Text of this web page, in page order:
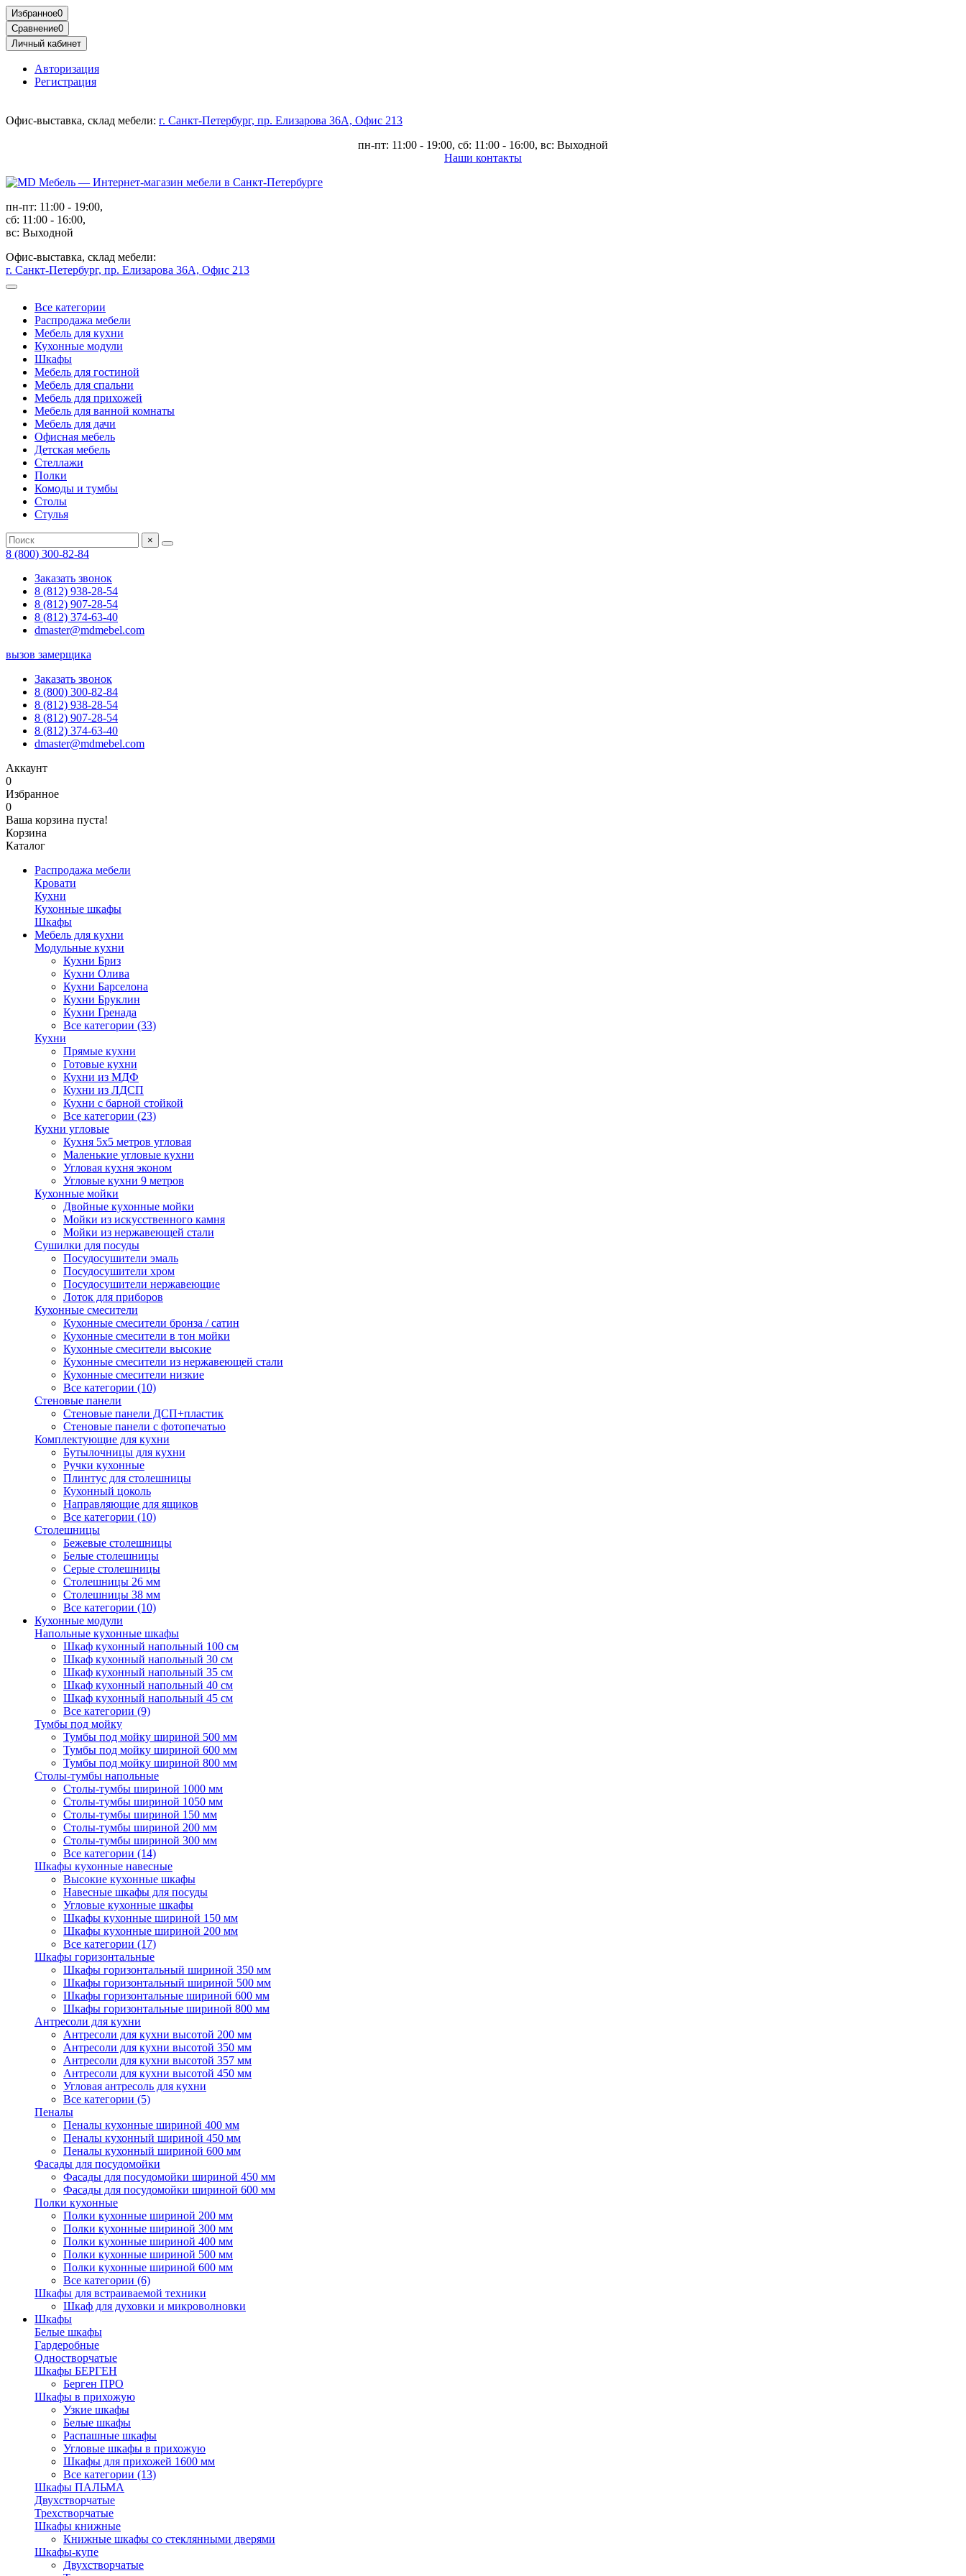
Избранное0
Сравнение0
Личный кабинет
Авторизация
Регистрация
Офис-выставка, склад мебели: г. Санкт-Петербург, пр. Елизарова 36А, Офис 213
пн-пт: 11:00 - 19:00, сб: 11:00 - 16:00, вс: Выходной
Наши контакты
пн-пт: 11:00 - 19:00,
сб: 11:00 - 16:00,
вс: Выходной
Офис-выставка, склад мебели:
г. Санкт-Петербург, пр. Елизарова 36А, Офис 213
Все категории
Распродажа мебели
Мебель для кухни
Кухонные модули
Шкафы
Мебель для гостиной
Мебель для спальни
Мебель для прихожей
Мебель для ванной комнаты
Мебель для дачи
Офисная мебель
Детская мебель
Стеллажи
Полки
Комоды и тумбы
Столы
Стулья
×
8 (800) 300-82-84
Заказать звонок
8 (812) 938-28-54
8 (812) 907-28-54
8 (812) 374-63-40
dmaster@mdmebel.com
вызов замерщика
Заказать звонок
8 (800) 300-82-84
8 (812) 938-28-54
8 (812) 907-28-54
8 (812) 374-63-40
dmaster@mdmebel.com
Аккаунт
0
Избранное
0
Ваша корзина пуста!
Корзина
Каталог
Распродажа мебели
Кровати
Кухни
Кухонные шкафы
Шкафы
Мебель для кухни
Модульные кухни
Кухни Бриз
Кухни Олива
Кухни Барселона
Кухни Бруклин
Кухни Гренада
Все категории (33)
Кухни
Прямые кухни
Готовые кухни
Кухни из МДФ
Кухни из ЛДСП
Кухни с барной стойкой
Все категории (23)
Кухни угловые
Кухня 5х5 метров угловая
Маленькие угловые кухни
Угловая кухня эконом
Угловые кухни 9 метров
Кухонные мойки
Двойные кухонные мойки
Мойки из искусственного камня
Мойки из нержавеющей стали
Сушилки для посуды
Посудосушители эмаль
Посудосушители хром
Посудосушители нержавеющие
Лоток для приборов
Кухонные смесители
Кухонные смесители бронза / сатин
Кухонные смесители в тон мойки
Кухонные смесители высокие
Кухонные смесители из нержавеющей стали
Кухонные смесители низкие
Все категории (10)
Стеновые панели
Стеновые панели ДСП+пластик
Стеновые панели с фотопечатью
Комплектующие для кухни
Бутылочницы для кухни
Ручки кухонные
Плинтус для столешницы
Кухонный цоколь
Направляющие для ящиков
Все категории (10)
Столешницы
Бежевые столешницы
Белые столешницы
Серые столешницы
Столешницы 26 мм
Столешницы 38 мм
Все категории (10)
Кухонные модули
Напольные кухонные шкафы
Шкаф кухонный напольный 100 см
Шкаф кухонный напольный 30 см
Шкаф кухонный напольный 35 см
Шкаф кухонный напольный 40 см
Шкаф кухонный напольный 45 см
Все категории (9)
Тумбы под мойку
Тумбы под мойку шириной 500 мм
Тумбы под мойку шириной 600 мм
Тумбы под мойку шириной 800 мм
Столы-тумбы напольные
Столы-тумбы шириной 1000 мм
Столы-тумбы шириной 1050 мм
Столы-тумбы шириной 150 мм
Столы-тумбы шириной 200 мм
Столы-тумбы шириной 300 мм
Все категории (14)
Шкафы кухонные навесные
Высокие кухонные шкафы
Навесные шкафы для посуды
Угловые кухонные шкафы
Шкафы кухонные шириной 150 мм
Шкафы кухонные шириной 200 мм
Все категории (17)
Шкафы горизонтальные
Шкафы горизонтальный шириной 350 мм
Шкафы горизонтальный шириной 500 мм
Шкафы горизонтальные шириной 600 мм
Шкафы горизонтальные шириной 800 мм
Антресоли для кухни
Антресоли для кухни высотой 200 мм
Антресоли для кухни высотой 350 мм
Антресоли для кухни высотой 357 мм
Антресоли для кухни высотой 450 мм
Угловая антресоль для кухни
Все категории (5)
Пеналы
Пеналы кухонные шириной 400 мм
Пеналы кухонный шириной 450 мм
Пеналы кухонный шириной 600 мм
Фасады для посудомойки
Фасады для посудомойки шириной 450 мм
Фасады для посудомойки шириной 600 мм
Полки кухонные
Полки кухонные шириной 200 мм
Полки кухонные шириной 300 мм
Полки кухонные шириной 400 мм
Полки кухонные шириной 500 мм
Полки кухонные шириной 600 мм
Все категории (6)
Шкафы для встраиваемой техники
Шкаф для духовки и микроволновки
Шкафы
Белые шкафы
Гардеробные
Одностворчатые
Шкафы БЕРГЕН
Берген ПРО
Шкафы в прихожую
Узкие шкафы
Белые шкафы
Распашные шкафы
Угловые шкафы в прихожую
Шкафы для прихожей 1600 мм
Все категории (13)
Шкафы ПАЛЬМА
Двухстворчатые
Трехстворчатые
Шкафы книжные
Книжные шкафы со стеклянными дверями
Шкафы-купе
Двухстворчатые